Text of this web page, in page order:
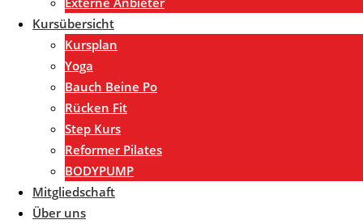
Kursübersicht
Kursplan
Yoga
Bauch Beine Po
Rücken Fit
Step Kurs
Reformer Pilates
BODYPUMP
Mitgliedschaft
Über uns